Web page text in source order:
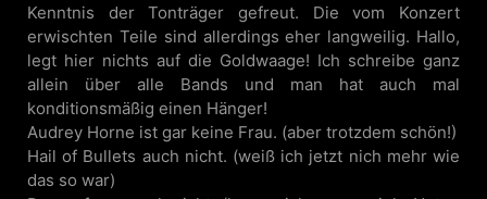
Kenntnis der Tonträger gefreut. Die vom Konzert
erwischten Teile sind allerdings eher langweilig. Hallo,
legt hier nichts auf die Goldwaage! Ich schreibe ganz
allein über alle Bands und man hat auch mal
konditionsmäßig einen Hänger!
Audrey Horne ist gar keine Frau. (aber trotzdem schön!)
Hail of Bullets auch nicht. (weiß ich jetzt nich mehr wie
das so war)